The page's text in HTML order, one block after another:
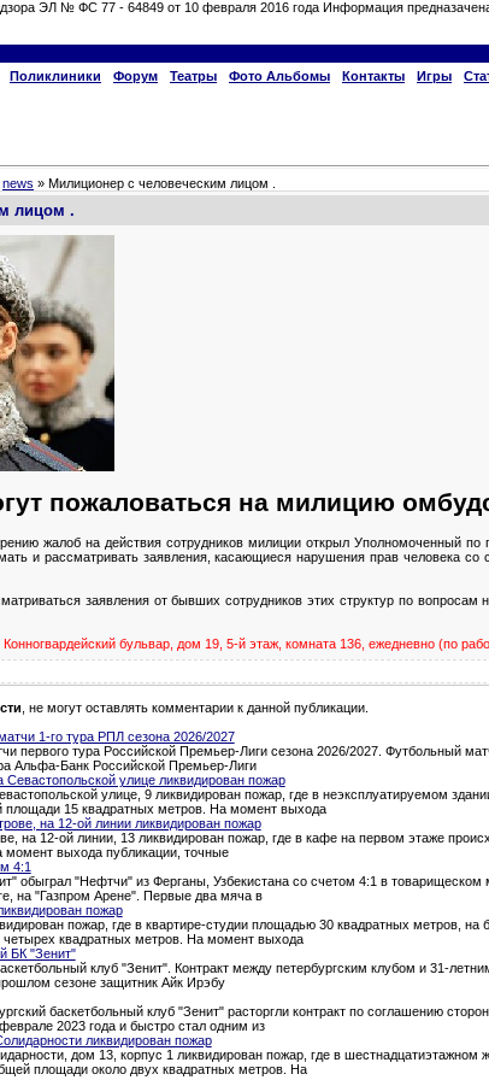
ЭЛ № ФС 77 - 64849 от 10 февраля 2016 года Информация
Поликлиники Форум Театры Фото Альбомы Контакты Игры
news » Милиционер с человеческим лицом .
лицом .
пожаловаться на милицию
жалоб на действия сотрудников милиции открыл Уполномоченный по
и рассматривать заявления, касающиеся нарушения прав человека со
заявления от бывших сотрудников этих структур по вопросам
бульвар, дом 19, 5-й этаж, комната 136, ежедневно (по
, не могут оставлять комментарии к данной публикации.
1-го тура РПЛ сезона 2026/2027
первого тура Российской Премьер-Лиги сезона 2026/2027. Футбольный
Альфа-Банк Российской Премьер-Лиги
улице ликвидирован пожар
улице, 9 ликвидирован пожар, где в неэксплуатируемом
площади 15 квадратных метров. На момент выхода
на 12-ой линии ликвидирован пожар
на 12-ой линии, 13 ликвидирован пожар, где в кафе на первом этаже
выхода публикации, точные
4:1
обыграл "Нефтчи" из Ферганы, Узбекистана со счетом 4:1 в товарищеском
на "Газпром Арене". Первые два мяча в
пожар
пожар, где в квартире-студии площадью 30 квадратных метров,
четырех квадратных метров. На момент выхода
БК "Зенит"
клуб "Зенит". Контракт между петербургским клубом и 31-
сезоне защитник Айк Ирэбу
баскетбольный клуб "Зенит" расторгли контракт по соглашению
2023 года и быстро стал одним из
ликвидирован пожар
дом 13, корпус 1 ликвидирован пожар, где в
площади около двух квадратных метров. На